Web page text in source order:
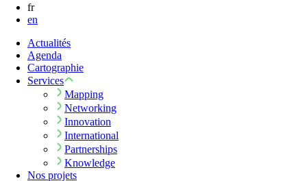
fr
en
Actualités
Agenda
Cartographie
Services
Mapping
Networking
Innovation
International
Partnerships
Knowledge
Nos projets